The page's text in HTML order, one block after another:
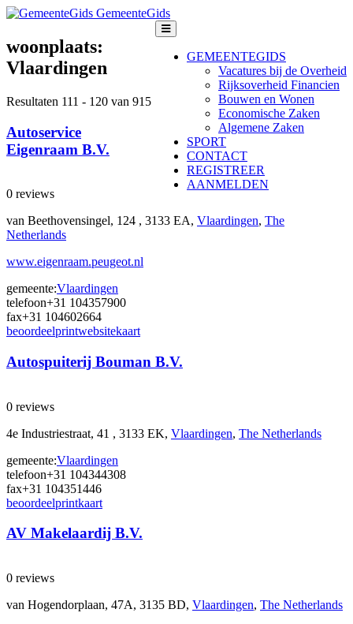
GemeenteGids
GEMEENTEGIDS
Vacatures bij de Overheid
Rijksoverheid Financien
Bouwen en Wonen
Economische Zaken
Algemene Zaken
SPORT
CONTACT
REGISTREER
AANMELDEN
woonplaats:
Vlaardingen
Resultaten 111 - 120 van 915
Autoservice
Eigenraam B.V.
0 reviews
van Beethovensingel, 124 , 3133 EA, Vlaardingen, The
Netherlands
www.eigenraam.peugeot.nl
gemeente:Vlaardingen
telefoon+31 104357900
fax+31 104602664
beoordeelprintwebsitekaart
Autospuiterij Bouman B.V.
0 reviews
4e Industriestraat, 41 , 3133 EK, Vlaardingen, The Netherlands
gemeente:Vlaardingen
telefoon+31 104344308
fax+31 104351446
beoordeelprintkaart
AV Makelaardij B.V.
0 reviews
van Hogendorplaan, 47A, 3135 BD, Vlaardingen, The Netherlands